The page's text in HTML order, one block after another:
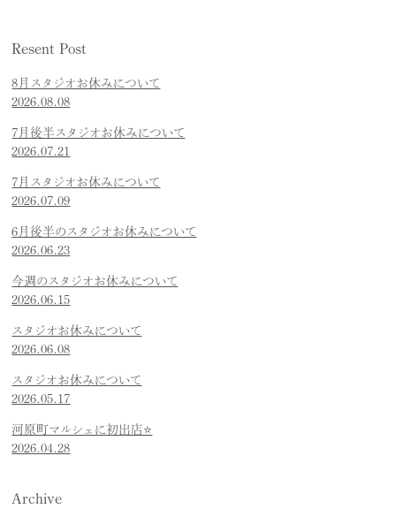
Resent Post
8月スタジオお休みについて
2026.08.08
7月後半スタジオお休みについて
2026.07.21
7月スタジオお休みについて
2026.07.09
6月後半のスタジオお休みについて
2026.06.23
今週のスタジオお休みについて
2026.06.15
スタジオお休みについて
2026.06.08
スタジオお休みについて
2026.05.17
河原町マルシェに初出店⭐️
2026.04.28
Archive